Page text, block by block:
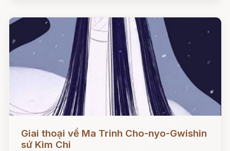
Giai thoại về Ma Trinh Cho-nyo-Gwishin
sứ Kim Chi